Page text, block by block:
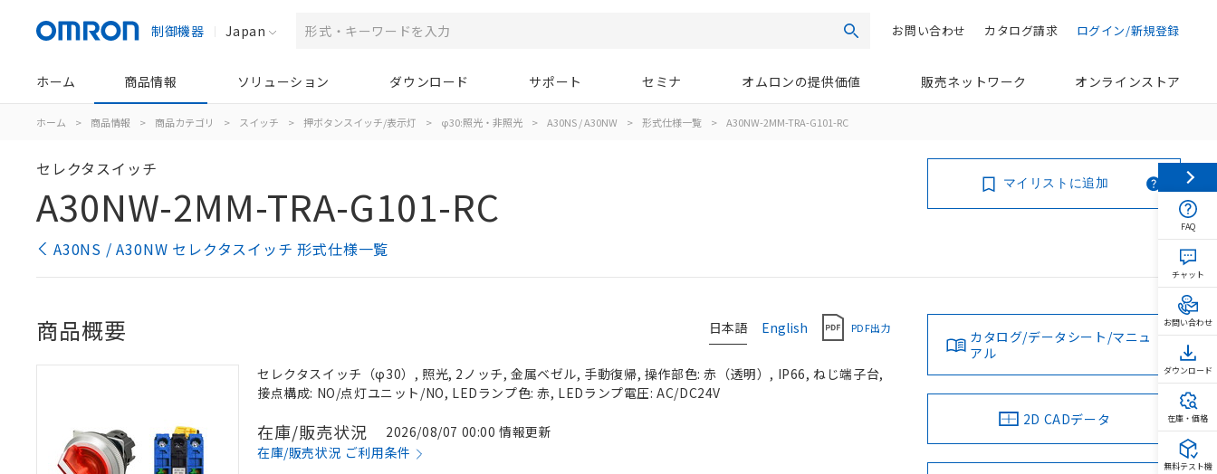
制御機器 Japan 検索 ログイン/新規登録
カタログ請求
お問い合わせ
ホーム 商品情報 ソリューション ダウンロード サポート セミナ オムロンの提供価値 販売ネットワーク オンラインストア
ホーム > 商品情報 > 商品カテゴリ > スイッチ > 押ボタンスイッチ/表示灯 > φ30:照光・非照光 > A30NS / A30NW > 形式仕様一覧 > A30NW-2MM-TRA-G101-RC
セレクタスイッチ
A30NW-2MM-TRA-G101-RC
A30NS / A30NW セレクタスイッチ 形式仕様一覧
マイリストに追加
日本語 English PDF出力
商品概要
セレクタスイッチ（φ30）, 照光, 2ノッチ, 金属ベゼル, 手動復帰, 操作部色: 赤（透明）, IP66, ねじ端子台,
接点構成: NO/点灯ユニット/NO, LEDランプ色: 赤, LEDランプ電圧: AC/DC24V
在庫/販売状況
2026/08/07 00:00 情報更新
在庫/販売状況 ご利用条件
カタログ/データシート/マニュ
アル
2D CADデータ
FAQ
チャット
お問い合わせ
ダウンロード
在庫・価格
無料テスト機